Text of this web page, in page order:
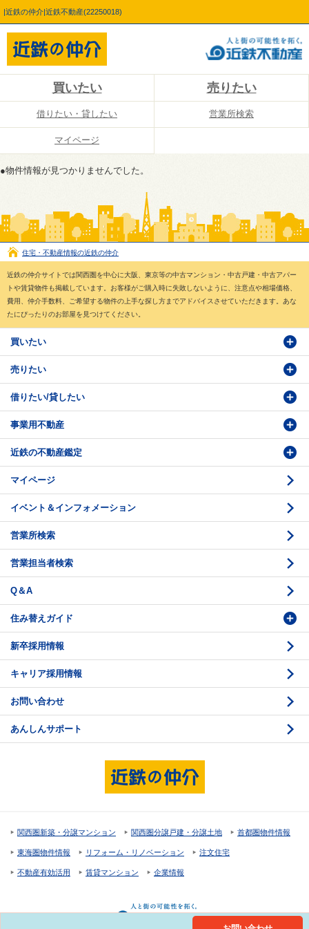
|近鉄の仲介|近鉄不動産(22250018)
買いたい 売りたい
借りたい・貸したい 営業所検索
マイページ
●物件情報が見つかりませんでした。
住宅・不動産情報の近鉄の仲介
近鉄の仲介サイトでは関西圏を中心に大阪、東京等の中古マンション・中古戸建・中古アパー
トや賃貸物件も掲載しています。お客様がご購入時に失敗しないように、注意点や相場価格、
費用、仲介手数料、ご希望する物件の上手な探し方までアドバイスさせていただきます。あな
たにぴったりのお部屋を見つけてください。
買いたい
物件検索
物件番号検索
投資・事業用検索
購入のお問い合わせ
売りたい
価格査定依頼
売却相談
借りたい/貸したい
賃貸物件検索
学園前賃貸センター
賃貸借のお問い合わせ
事業用不動産
購入・売却の流れ
収益不動産の取扱
底地の資産性
相続と不動産
不動産投資のQ＆A
法人営業センター紹介
近鉄の不動産鑑定
時価評価支援
鑑定評価ご相談例
鑑定評価の流れ
お問い合わせ・ご相談
鑑定センター紹介
マイページ
イベント＆インフォメーション
営業所検索
営業担当者検索
Q＆A
住み替えガイド
価格査定
媒介契約
売却活動
売却諸費用
住宅ローンの種類
返済計画
購入のスケジュール
物件資料の読み方 1
物件資料の読み方 2
現地見学のポイント
決済と引渡し 2
新卒採用情報
キャリア採用情報
お問い合わせ
あんしんサポート
関西圏新築・分譲マンション 関西圏分譲戸建・分譲土地 首都圏物件情報
東海圏物件情報 リフォーム・リノベーション 注文住宅
不動産有効活用 賃貸マンション 企業情報